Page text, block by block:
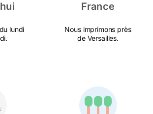
lundi
France
Nous imprimons près
de Versailles.